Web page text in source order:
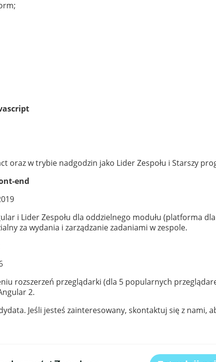
oraz w trybie nadgodzin jako Lider Zespołu i Starszy
end
i Lider Zespołu dla oddzielnego modułu (platforma
za wydania i zarządzanie zadaniami w zespole.
rozszerzeń przeglądarki (dla 5 popularnych
2.
Jeśli jesteś zainteresowany, skontaktuj się z